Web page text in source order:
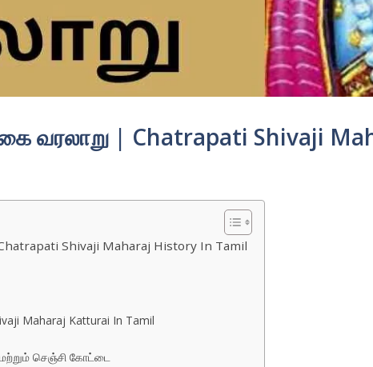
வரலாறு | Chatrapati Shivaji
Shivaji Maharaj History In Tamil
Maharaj Katturai In Tamil
மற்றும் செஞ்சி கோட்டை